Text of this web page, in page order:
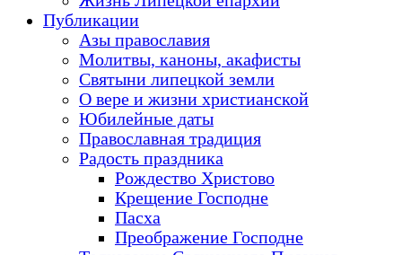
Публикации
Азы православия
Молитвы, каноны, акафисты
Святыни липецкой земли
О вере и жизни христианской
Юбилейные даты
Православная традиция
Радость праздника
Рождество Христово
Крещение Господне
Пасха
Преображение Господне